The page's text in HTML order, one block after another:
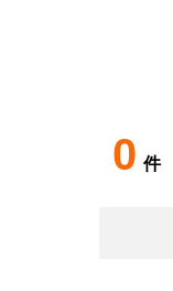
0 件